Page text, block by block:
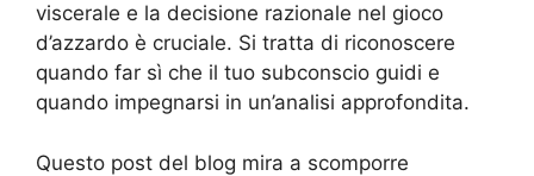
viscerale e la decisione razionale nel gioco
d’azzardo è cruciale. Si tratta di riconoscere
quando far sì che il tuo subconscio guidi e
quando impegnarsi in un’analisi approfondita.
Questo post del blog mira a scomporre